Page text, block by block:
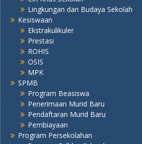
Lingkungan dan Budaya Sekolah
Kesiswaan
Ekstrakulikuler
Prestasi
ROHIS
OSIS
MPK
SPMB
Program Beasiswa
Penerimaan Murid Baru
Pendaftaran Murid Baru
Pembiayaan
Program Persekolahan